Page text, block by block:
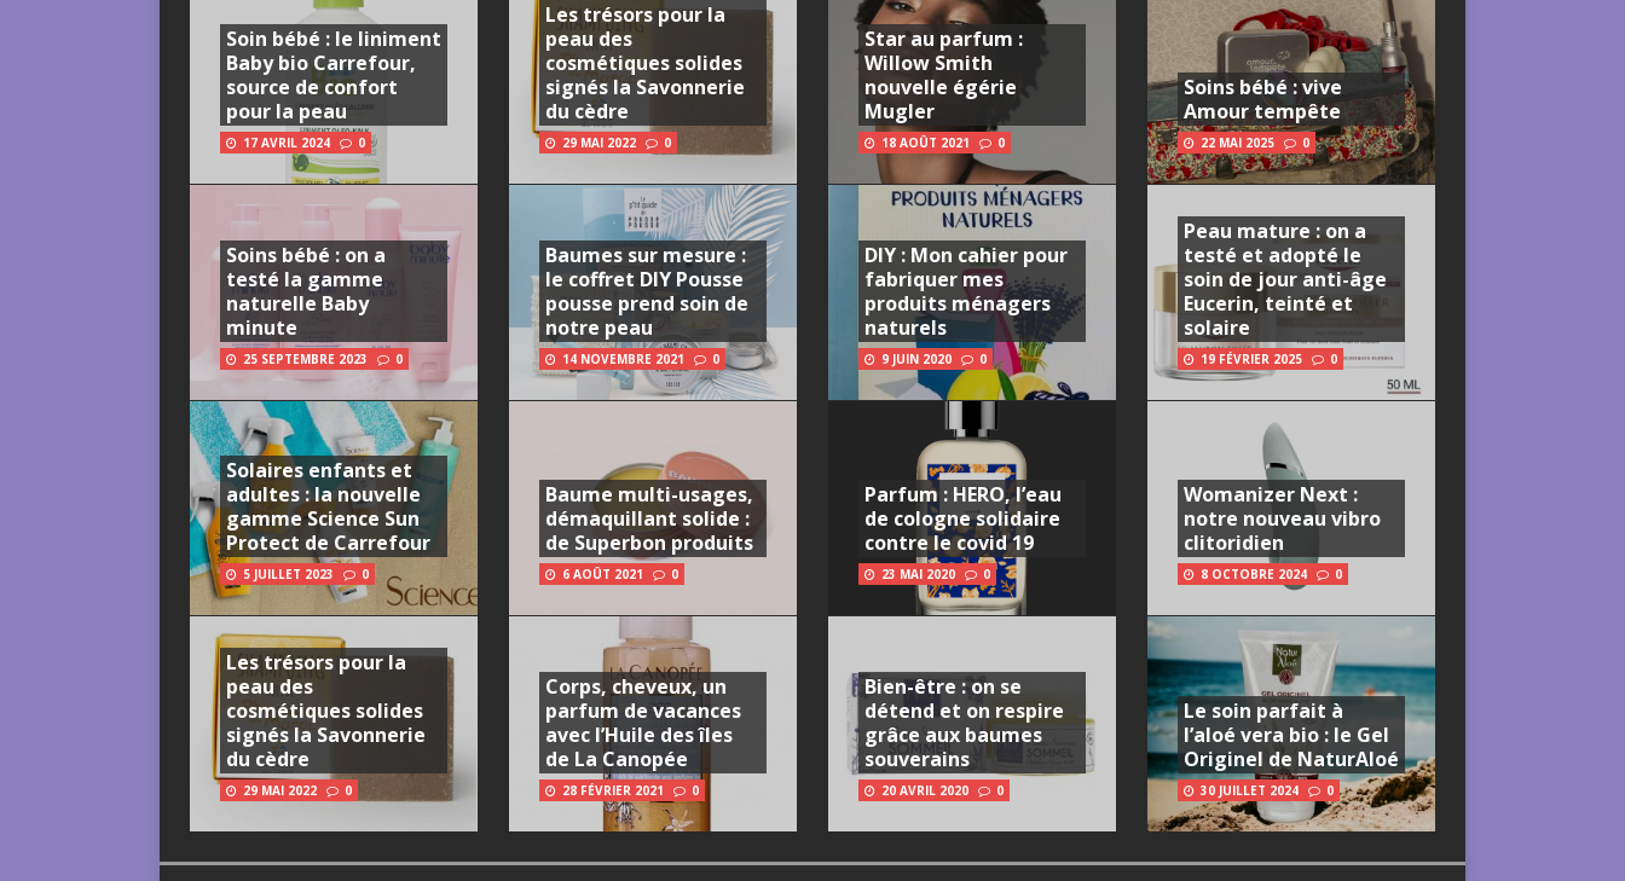
Soin bébé : le liniment
Baby bio Carrefour,
source de confort
pour la peau
17 AVRIL 2024 0
Soins bébé : on a
testé la gamme
naturelle Baby
minute
25 SEPTEMBRE 2023 0
Solaires enfants et
adultes : la nouvelle
gamme Science Sun
Protect de Carrefour
5 JUILLET 2023 0
Les trésors pour la
peau des
cosmétiques solides
signés la Savonnerie
du cèdre
29 MAI 2022 0
Les trésors pour la
peau des
cosmétiques solides
signés la Savonnerie
du cèdre
29 MAI 2022 0
Baumes sur mesure :
le coffret DIY Pousse
pousse prend soin de
notre peau
14 NOVEMBRE 2021 0
Baume multi-usages,
démaquillant solide :
de Superbon produits
6 AOÛT 2021 0
Corps, cheveux, un
parfum de vacances
avec l’Huile des îles
de La Canopée
28 FÉVRIER 2021 0
Star au parfum :
Willow Smith
nouvelle égérie
Mugler
18 AOÛT 2021 0
DIY : Mon cahier pour
fabriquer mes
produits ménagers
naturels
9 JUIN 2020 0
Parfum : HERO, l’eau
de cologne solidaire
contre le covid 19
23 MAI 2020 0
Bien-être : on se
détend et on respire
grâce aux baumes
souverains
20 AVRIL 2020 0
Soins bébé : vive
Amour tempête
22 MAI 2025 0
Peau mature : on a
testé et adopté le
soin de jour anti-âge
Eucerin, teinté et
solaire
19 FÉVRIER 2025 0
Womanizer Next :
notre nouveau vibro
clitoridien
8 OCTOBRE 2024 0
Le soin parfait à
l’aloé vera bio : le Gel
Originel de NaturAloé
30 JUILLET 2024 0